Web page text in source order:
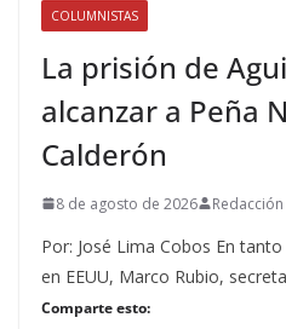
COLUMNISTAS
La prisión de
alcanzar a Peña
Calderón
8 de agosto de 2026 Redacción
Por: José Lima Cobos En
en EEUU, Marco Rubio,
Comparte esto: